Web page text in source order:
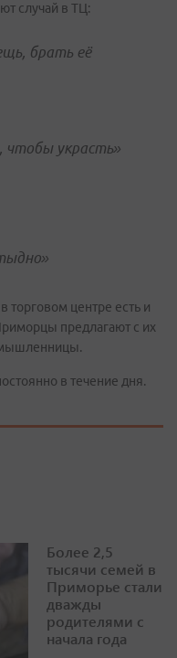
случай в ТЦ:
брать её
чтобы украсть»
торговом центре есть и
предлагают с их
в течение дня.
Более 2,5
тысячи семей в
Приморье стали
дважды
родителями с
начала года